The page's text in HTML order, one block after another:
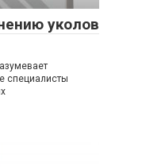
уколов
специалисты